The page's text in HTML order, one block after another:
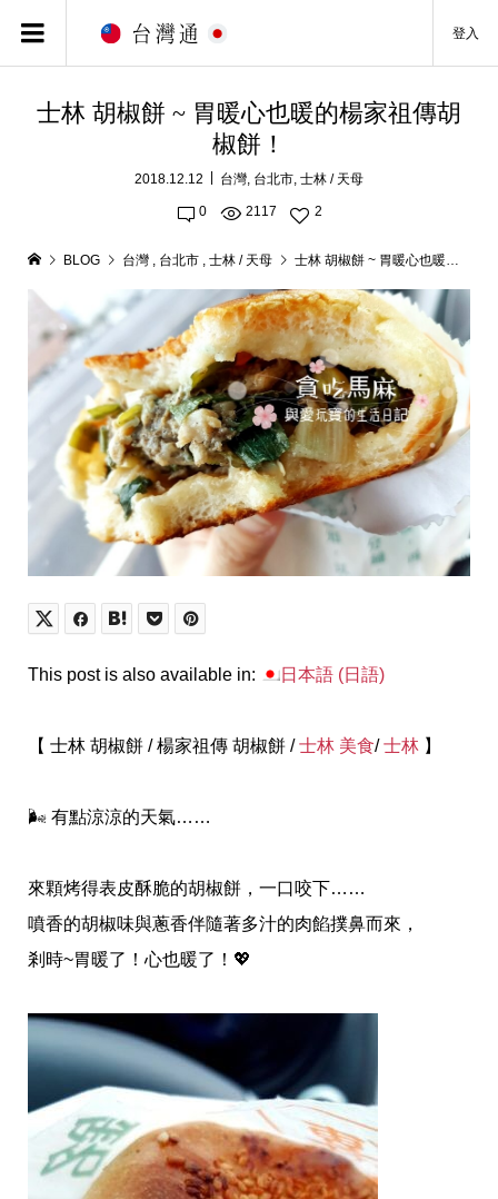
登入
士林 胡椒餅 ~ 胃暖心也暖的楊家祖傳胡
椒餅！
2018.12.12 台灣, 台北市, 士林 / 天母
0 2117 2
BLOG 台灣 , 台北市 , 士林 / 天母 士林 胡椒餅 ~ 胃暖心也暖的楊家祖傳胡椒餅！
This post is also available in: 日本語(日語)
【 士林 胡椒餅 / 楊家祖傳 胡椒餅 /士林 美食/士林】
🌬有點涼涼的天氣……
來顆烤得表皮酥脆的胡椒餅，一口咬下……
噴香的胡椒味與蔥香伴隨著多汁的肉餡撲鼻而來，
剎時~胃暖了！心也暖了！ 💖